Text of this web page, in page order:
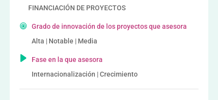
FINANCIACIÓN DE PROYECTOS
Grado de innovación de los proyectos que asesora
Alta | Notable | Media
Fase en la que asesora
Internacionalización | Crecimiento